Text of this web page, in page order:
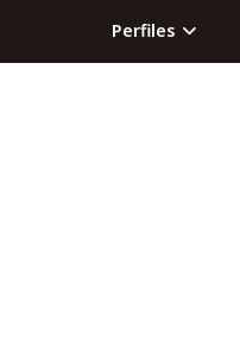
Perfiles